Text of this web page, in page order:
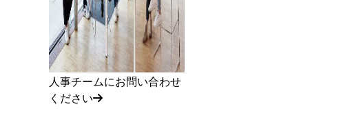
人事チームにお問い合わせ
ください